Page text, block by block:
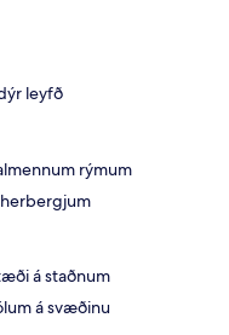
leyfð
rýmum
á staðnum
á svæðinu